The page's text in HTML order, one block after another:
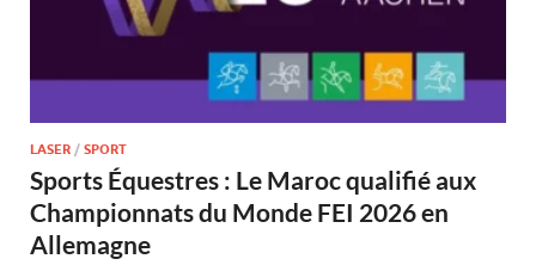
LASER / SPORT
Sports Équestres : Le Maroc qualifié aux
Championnats du Monde FEI 2026 en
Allemagne